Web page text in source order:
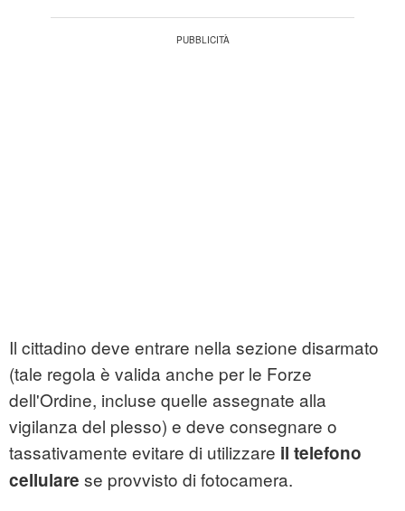
Il cittadino deve entrare nella sezione disarmato
(tale regola è valida anche per le Forze
dell'Ordine, incluse quelle assegnate alla
vigilanza del plesso) e deve consegnare o
tassativamente evitare di utilizzare il telefono
cellulare se provvisto di fotocamera.